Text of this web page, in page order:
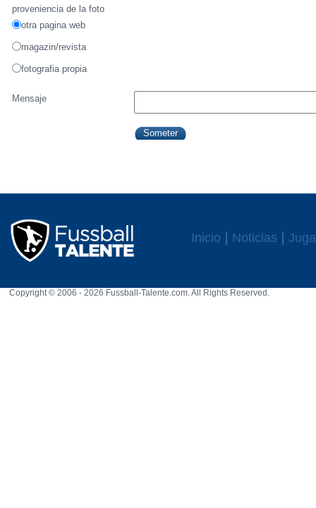
proveniencia de la foto
otra pagina web
magazin/revista
fotografia propia
Mensaje
Inicio Noticias
Copyright © 2006 - 2026 Fussball-Talente.com. All Rights Reserved.